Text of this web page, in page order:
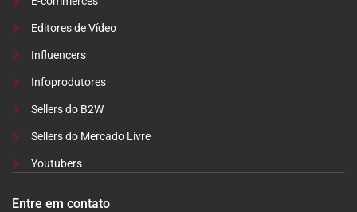
Editores de Vídeo
Influencers
Infoprodutores
Sellers do B2W
Sellers do Mercado Livre
Youtubers
Entre em contato